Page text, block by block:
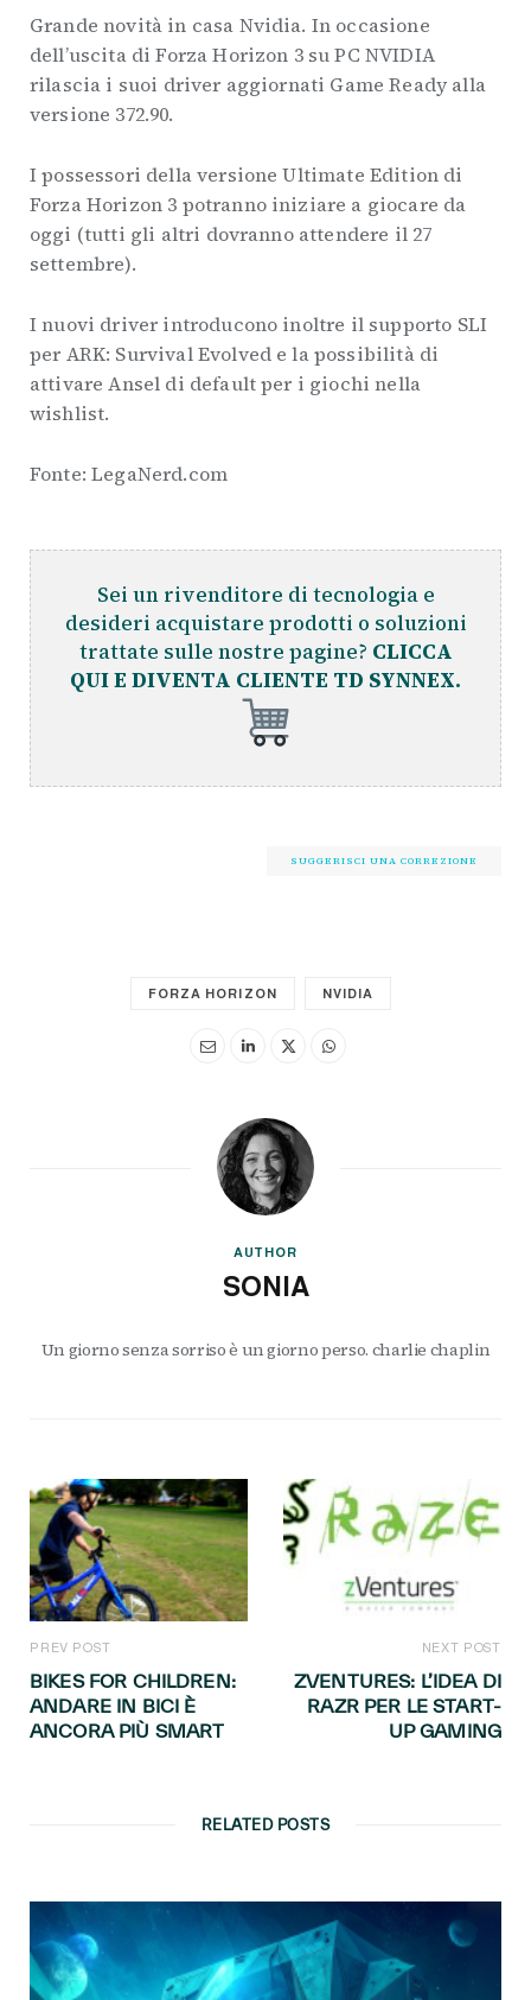
Grande novità in casa Nvidia. In occasione
dell’uscita di Forza Horizon 3 su PC NVIDIA
rilascia i suoi driver aggiornati Game Ready alla
versione 372.90.
I possessori della versione Ultimate Edition di
Forza Horizon 3 potranno iniziare a giocare da
oggi (tutti gli altri dovranno attendere il 27
settembre).
I nuovi driver introducono inoltre il supporto SLI
per ARK: Survival Evolved e la possibilità di
attivare Ansel di default per i giochi nella
wishlist.
Fonte: LegaNerd.com
Sei un rivenditore di tecnologia e
desideri acquistare prodotti o soluzioni
trattate sulle nostre pagine? CLICCA
QUI E DIVENTA CLIENTE TD SYNNEX.
SUGGERISCI UNA CORREZIONE
FORZA HORIZON NVIDIA
AUTHOR
SONIA
Un giorno senza sorriso è un giorno perso. charlie chaplin
PREV POST
BIKES FOR CHILDREN:
ANDARE IN BICI È
ANCORA PIÙ SMART
NEXT POST
ZVENTURES: L’IDEA DI
RAZR PER LE START-
UP GAMING
RELATED POSTS